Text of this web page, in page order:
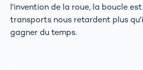
l'invention de la roue, la boucle
transports nous retardent plus
gagner du temps.